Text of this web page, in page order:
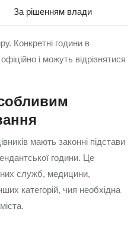
За рішенням влади
Конкретні години в
і можуть відрізнятися
мають законні підстави
години. Це
служб, медицини,
категорій, чия необхідна